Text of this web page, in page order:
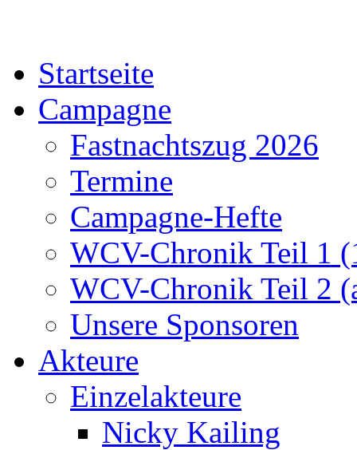
Startseite
Campagne
Fastnachtszug 2026
Termine
Campagne-Hefte
WCV-Chronik Teil 1
WCV-Chronik Teil 2
Unsere Sponsoren
Akteure
Einzelakteure
Nicky Kailing